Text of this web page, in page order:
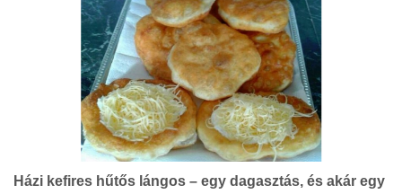
Házi kefires hűtős lángos – egy dagasztás, és akár egy